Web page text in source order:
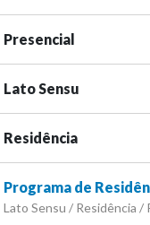
Presencial
Lato Sensu
Residência
Programa de
Lato Sensu / Residência /